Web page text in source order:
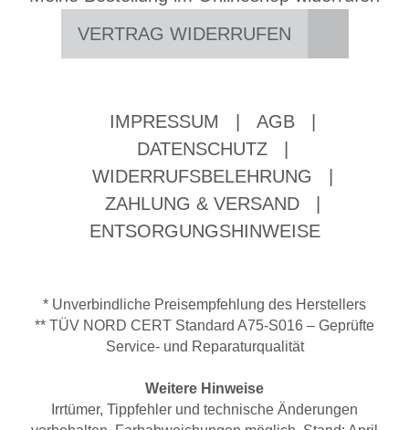
VERTRAG WIDERRUFEN
IMPRESSUM AGB
DATENSCHUTZ
WIDERRUFSBELEHRUNG
ZAHLUNG & VERSAND
ENTSORGUNGSHINWEISE
* Unverbindliche Preisempfehlung des Herstellers
** TÜV NORD CERT Standard A75-S016 – Geprüfte
Service- und Reparaturqualität
Weitere Hinweise
Irrtümer, Tippfehler und technische Änderungen